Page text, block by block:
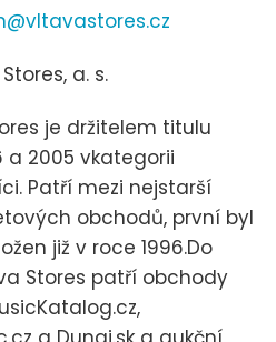
a. s.
je držitelem titulu
a 2005 vkategorii
Patří mezi nejstarší
obchodů, první byl
již v roce 1996.Do
Stores patří obchody